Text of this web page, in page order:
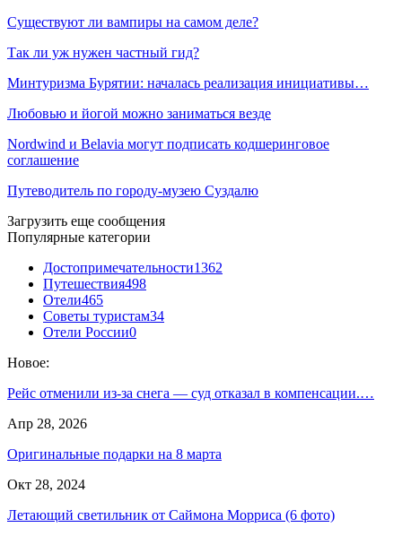
Существуют ли вампиры на самом деле?
Так ли уж нужен частный гид?
Минтуризма Бурятии: началась реализация инициативы…
Любовью и йогой можно заниматься везде
Nordwind и Belavia могут подписать кодшеринговое
соглашение
Путеводитель по городу-музею Суздалю
Загрузить еще сообщения
Популярные категории
Достопримечательности1362
Путешествия498
Отели465
Советы туристам34
Отели России0
Новое:
Рейс отменили из-за снега — суд отказал в компенсации.…
Апр 28, 2026
Оригинальные подарки на 8 марта
Окт 28, 2024
Летающий светильник от Саймона Морриса (6 фото)